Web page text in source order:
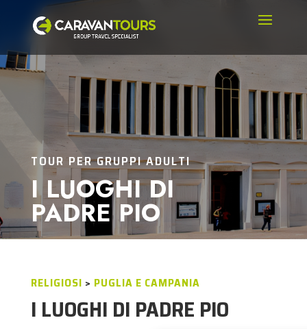
TOUR PER GRUPPI ADULTI
I LUOGHI DI
PADRE PIO
RELIGIOSI > PUGLIA E CAMPANIA
I LUOGHI DI PADRE PIO